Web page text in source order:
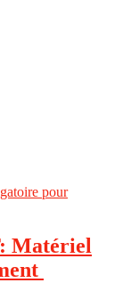
Matériel